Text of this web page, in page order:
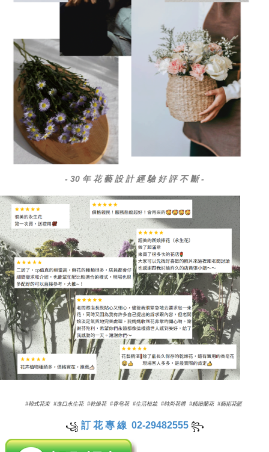
- 30 年 花 藝 設 計 經 驗 好 評 不 斷 -
#韓式花束 #進口永生花 #乾燥花 #香皂花 #生活植栽 #時尚花禮 #精緻蘭花 #藝術花籃
꧁ 訂 花 專 線 02-29482555 ꧂